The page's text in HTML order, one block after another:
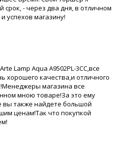
срок, - через два дня, в отличном
успехов магазину!
Lamp Aqua A9502PL-3CC,все
хорошего качества,и отличного
магазина все
мною товаре!За это ему
вы также найдете большой
ценам!Так что покупкой